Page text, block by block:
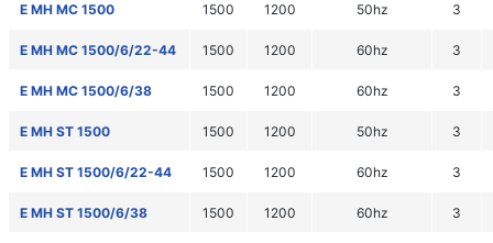
E MH MC 1500 1500 1200 50hz 3
E MH MC 1500/6/22-44 1500 1200 60hz 3
E MH MC 1500/6/38 1500 1200 60hz 3
E MH ST 1500 1500 1200 50hz 3
E MH ST 1500/6/22-44 1500 1200 60hz 3
E MH ST 1500/6/38 1500 1200 60hz 3